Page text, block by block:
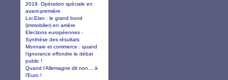
2019. Opération spéciale en
avant-première
Loi Elan : le grand bond
(immobilier) en arrière
Elections européennes -
Synthèse des résultats
Monnaie et commerce : quand
l’ignorance effondre le débat
public !
Quand l’Allemagne dit non… à
l’Euro !